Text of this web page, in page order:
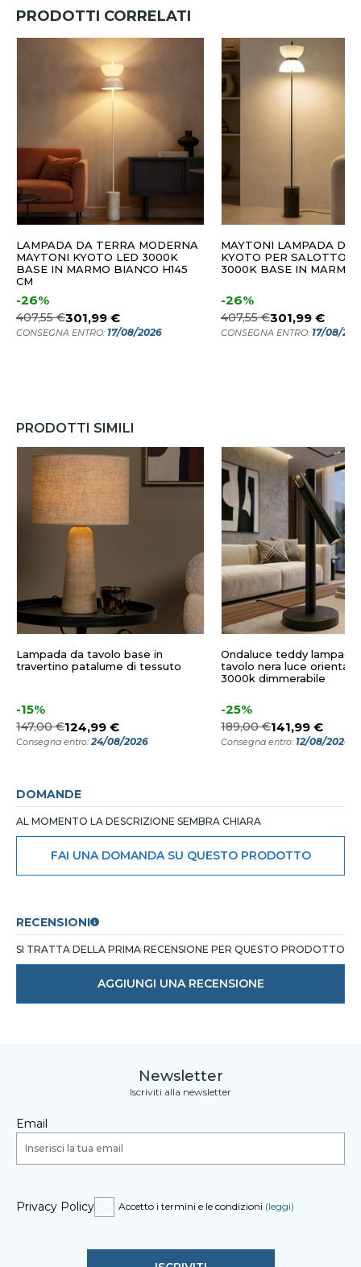
PRODOTTI CORRELATI
LAMPADA DA TERRA MODERNA
MAYTONI KYOTO LED 3000K
BASE IN MARMO BIANCO H145
CM
-26%
407,55 €301,99 €
CONSEGNA ENTRO: 17/08/2026
MAYTONI LAMPADA DA
KYOTO PER SALOTTO
3000K BASE IN MARMO
-26%
407,55 €301,99 €
CONSEGNA ENTRO: 17/08/
PRODOTTI SIMILI
Lampada da tavolo base in
travertino patalume di tessuto
-15%
147,00 €124,99 €
Consegna entro: 24/08/2026
Ondaluce teddy lampada
tavolo nera luce
3000k dimmerabile
-25%
189,00 €141,99 €
Consegna entro: 12/08/2026
DOMANDE
AL MOMENTO LA DESCRIZIONE SEMBRA CHIARA
FAI UNA DOMANDA SU QUESTO PRODOTTO
RECENSIONI
SI TRATTA DELLA PRIMA RECENSIONE PER QUESTO PRODOTTO
AGGIUNGI UNA RECENSIONE
Newsletter
Iscriviti alla newsletter
Email
Privacy Policy Accetto i termini e le condizioni (leggi)